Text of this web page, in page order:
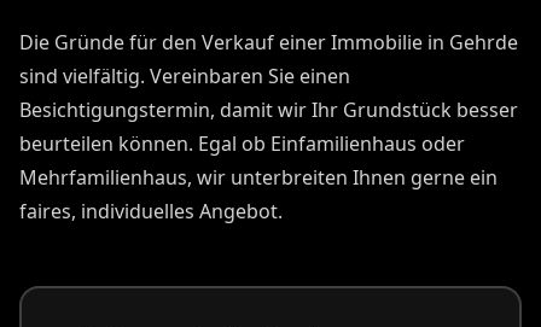
Die Gründe für den Verkauf einer Immobilie in Gehrde
sind vielfältig. Vereinbaren Sie einen
Besichtigungstermin, damit wir Ihr Grundstück besser
beurteilen können. Egal ob Einfamilienhaus oder
Mehrfamilienhaus, wir unterbreiten Ihnen gerne ein
faires, individuelles Angebot.